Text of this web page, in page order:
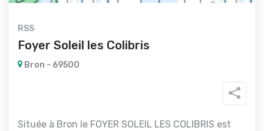
RSS
Foyer Soleil les Colibris
Bron - 69500
Située à Bron le FOYER SOLEIL LES COLIBRIS est